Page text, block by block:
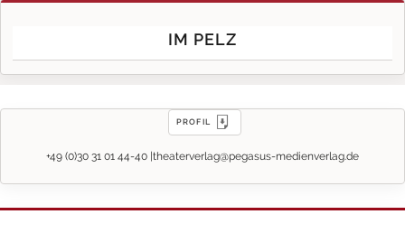
IM PELZ
PROFIL
+49 (0)30 31 01 44-40 |theaterverlag@pegasus-medienverlag.de